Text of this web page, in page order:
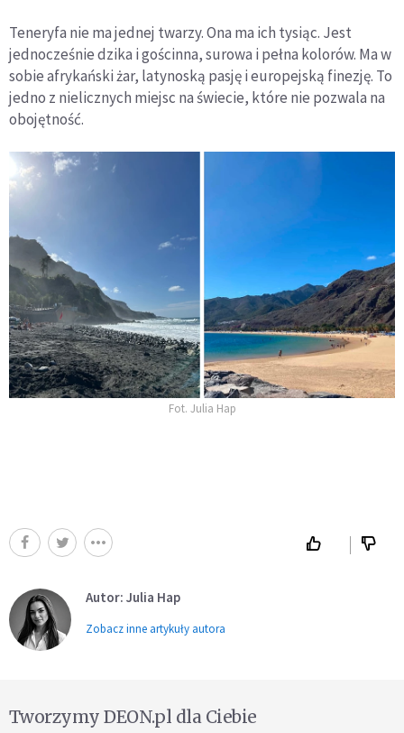
Teneryfa nie ma jednej twarzy. Ona ma ich tysiąc. Jest
jednocześnie dzika i gościnna, surowa i pełna kolorów. Ma w
sobie afrykański żar, latynoską pasję i europejską finezję. To
jedno z nielicznych miejsc na świecie, które nie pozwala na
obojętność.
Fot. Julia Hap
Autor: Julia Hap
Zobacz inne artykuły autora
Tworzymy DEON.pl dla Ciebie